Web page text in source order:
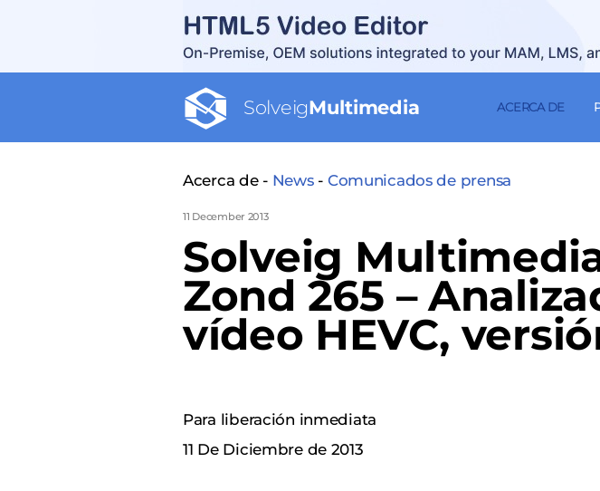
SolveigMultimedia ACERCA DE
Acerca de - News- Comunicados de prensa
11 December 2013
Solveig
Zond 265 –
vídeo HEVC,
Para liberación inmediata
11 De Diciembre de 2013